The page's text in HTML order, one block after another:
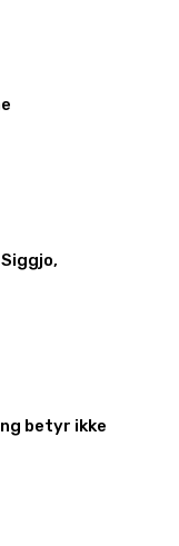
betyr ikke